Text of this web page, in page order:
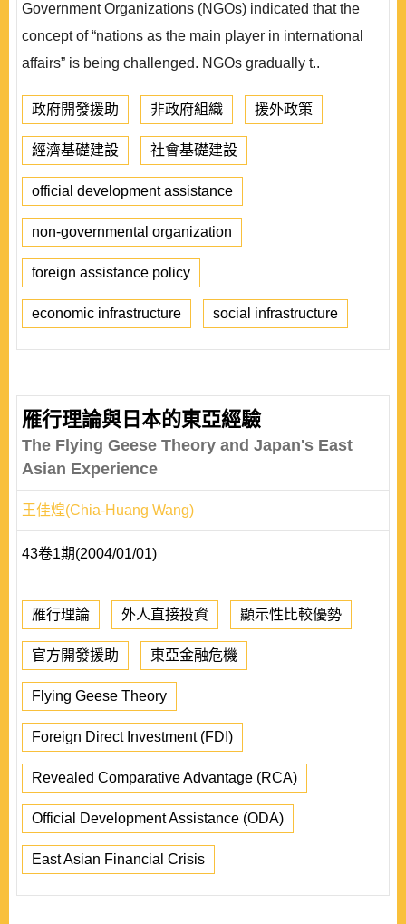
Government Organizations (NGOs) indicated that the
concept of “nations as the main player in international
affairs” is being challenged. NGOs gradually t..
政府開發援助 非政府組織 援外政策
經濟基礎建設 社會基礎建設
official development assistance
non-governmental organization
foreign assistance policy
economic infrastructure social infrastructure
雁行理論與日本的東亞經驗
The Flying Geese Theory and Japan's East
Asian Experience
王佳煌(Chia-Huang Wang)
43卷1期(2004/01/01)
雁行理論 外人直接投資 顯示性比較優勢
官方開發援助 東亞金融危機
Flying Geese Theory
Foreign Direct Investment (FDI)
Revealed Comparative Advantage (RCA)
Official Development Assistance (ODA)
East Asian Financial Crisis